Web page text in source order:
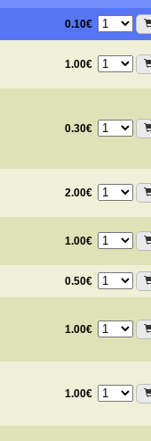
0.10€
1.00€
0.30€
2.00€
1.00€
0.50€
1.00€
1.00€